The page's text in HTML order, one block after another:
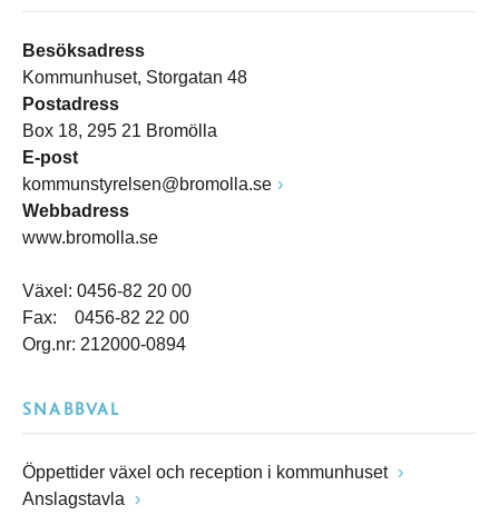
Besöksadress
Kommunhuset, Storgatan 48
Postadress
Box 18, 295 21 Bromölla
E-post
kommunstyrelsen@bromolla.se
Webbadress
www.bromolla.se
Växel: 0456-82 20 00
Fax: 0456-82 22 00
Org.nr: 212000-0894
SNABBVAL
Öppettider växel och reception i kommunhuset
Anslagstavla